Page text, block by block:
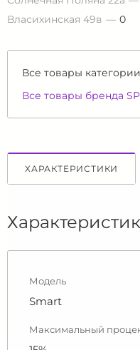
Власихинская 49в
0
Все товары категории
Все товары бренда
ХАРАКТЕРИСТИКИ
Модель
Smart
Максимальный